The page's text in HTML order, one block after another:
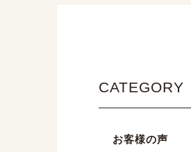
CATEGORY
お客様の声